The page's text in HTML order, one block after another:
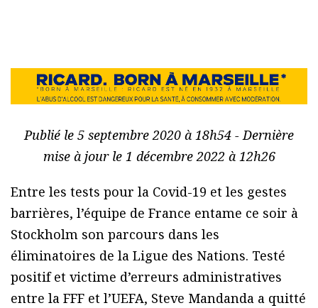
Publié le 5 septembre 2020 à 18h54 - Dernière
mise à jour le 1 décembre 2022 à 12h26
Entre les tests pour la Covid-19 et les gestes
barrières, l’équipe de France entame ce soir à
Stockholm son parcours dans les
éliminatoires de la Ligue des Nations. Testé
positif et victime d’erreurs administratives
entre la FFF et l’UEFA, Steve Mandanda a quitté